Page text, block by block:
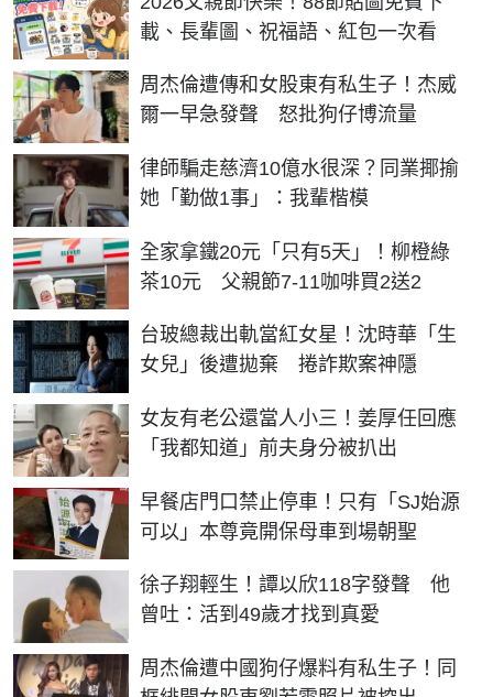
載、長輩圖、祝福語、紅包一次看
周杰倫遭傳和女股東有私生子！杰威
爾一早急發聲 怒批狗仔博流量
律師騙走慈濟10億水很深？同業揶揄
她「勤做1事」：我輩楷模
全家拿鐵20元「只有5天」！柳橙綠
茶10元 父親節7-11咖啡買2送2
台玻總裁出軌當紅女星！沈時華「生
女兒」後遭拋棄 捲詐欺案神隱
女友有老公還當人小三！姜厚任回應
「我都知道」前夫身分被扒出
早餐店門口禁止停車！只有「SJ始源
可以」本尊竟開保母車到場朝聖
徐子翔輕生！譚以欣118字發聲 他
曾吐：活到49歲才找到真愛
周杰倫遭中國狗仔爆料有私生子！同